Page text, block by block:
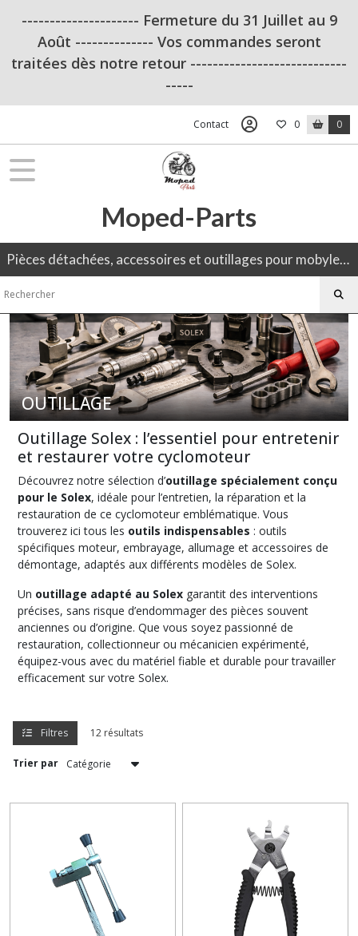
--------------------- Fermeture du 31 Juillet au 9
Août -------------- Vos commandes seront
traitées dès notre retour ----------------------------
-----
Contact 0 0
Moped-Parts
Pièces détachées, accessoires et outillages pour mobylette, 50CC, moto ancienne.
OUTILLAGE
Outillage Solex : l’essentiel pour entretenir
et restaurer votre cyclomoteur
Découvrez notre sélection d’outillage spécialement conçu
pour le Solex, idéale pour l’entretien, la réparation et la
restauration de ce cyclomoteur emblématique. Vous
trouverez ici tous les outils indispensables : outils
spécifiques moteur, embrayage, allumage et accessoires de
démontage, adaptés aux différents modèles de Solex.
Un outillage adapté au Solex garantit des interventions
précises, sans risque d’endommager des pièces souvent
anciennes ou d’origine. Que vous soyez passionné de
restauration, collectionneur ou mécanicien expérimenté,
équipez-vous avec du matériel fiable et durable pour travailler
efficacement sur votre Solex.
Filtres 12 résultats
Trier par
FILTRES
Pièces
adaptables
pour
OUTILLAGE
(12)
Allumage
(7)
Axe
moteur
et
Silentbloc
(2)
(5)
Bequille
(1)
Bouchon
de
réservoir
(1)
Bougie
Boulonnerie
Visserie
Carburateur